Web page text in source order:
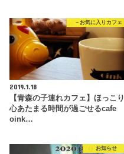
－お気に入りカフェ
2019.1.18
【青森の子連れカフェ】ほっこり
心あたまる時間が過ごせるcafe
oink…
お知らせ